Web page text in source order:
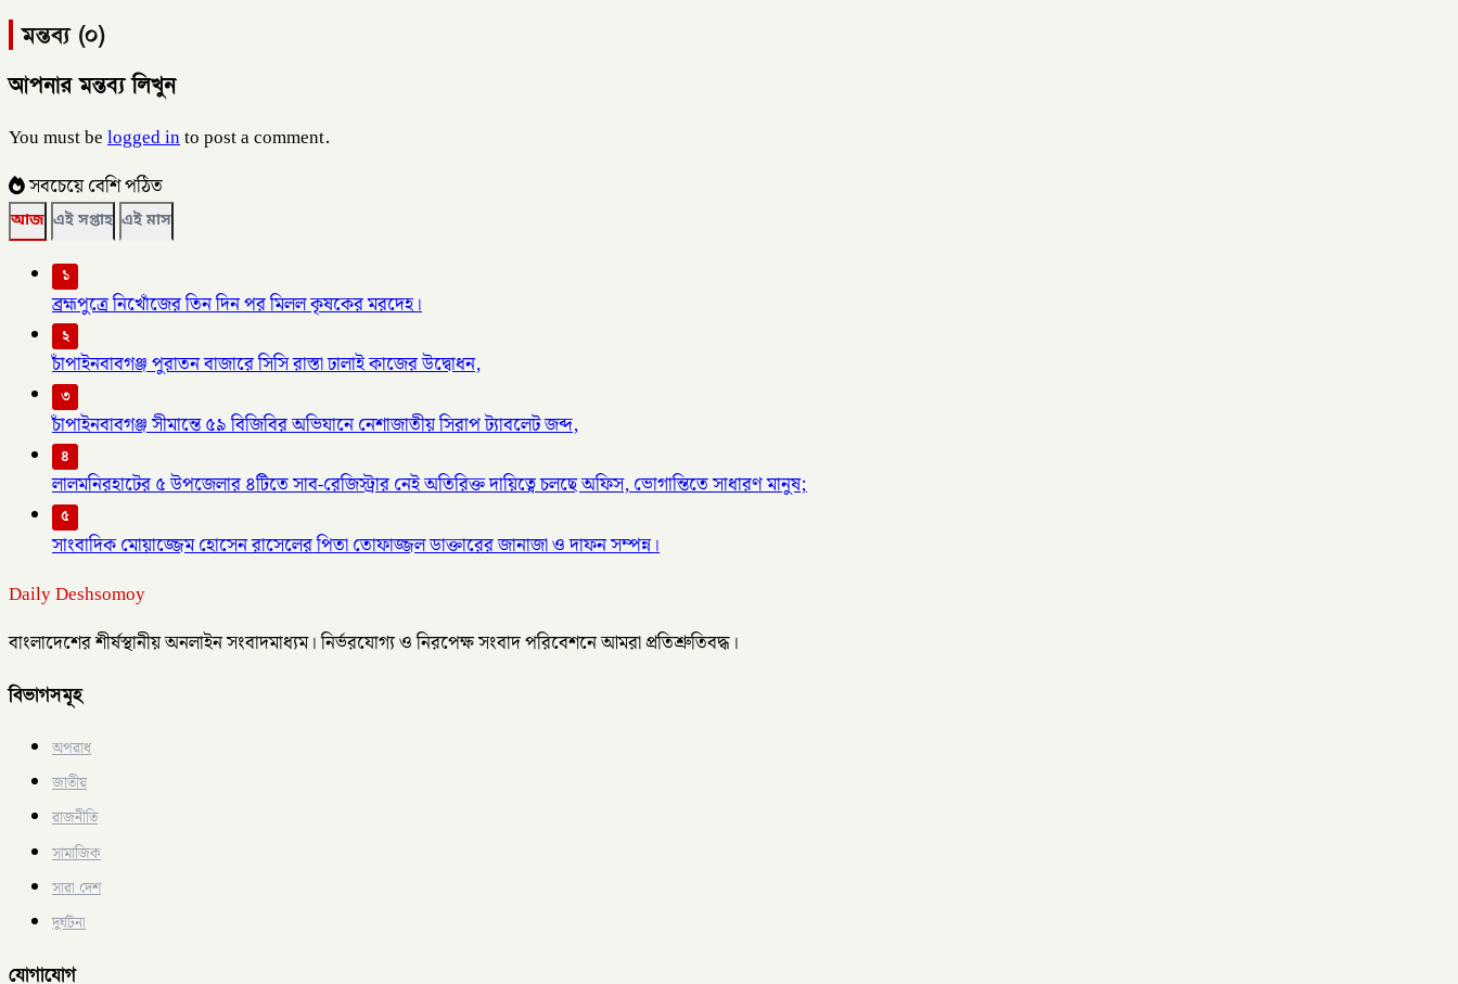
মন্তব্য (০)
আপনার মন্তব্য লিখুন
You must belogged into post a comment.
সবচেয়ে বেশি পঠিত
আজ এই সপ্তাহ এই মাস
১
ব্রহ্মপুত্রে নিখোঁজের তিন দিন পর মিলল কৃষকের মরদেহ।
২
চাঁপাইনবাবগঞ্জ পুরাতন বাজারে সিসি রাস্তা ঢালাই কাজের উদ্বোধন,
৩
চাঁপাইনবাবগঞ্জ সীমান্তে ৫৯ বিজিবির অভিযানে নেশাজাতীয় সিরাপ ট্যাবলেট জব্দ,
৪
লালমনিরহাটের ৫ উপজেলার ৪টিতে সাব-রেজিস্ট্রার নেই অতিরিক্ত দায়িত্বে চলছে অফিস, ভোগান্তিতে সাধারণ মানুষ;
৫
সাংবাদিক মোয়াজ্জেম হোসেন রাসেলের পিতা তোফাজ্জল ডাক্তারের জানাজা ও দাফন সম্পন্ন।
Daily Deshsomoy
বাংলাদেশের শীর্ষস্থানীয় অনলাইন সংবাদমাধ্যম। নির্ভরযোগ্য ও নিরপেক্ষ সংবাদ পরিবেশনে আমরা প্রতিশ্রুতিবদ্ধ।
বিভাগসমূহ
অপরাধ
জাতীয়
রাজনীতি
সামাজিক
সারা দেশ
দুর্ঘটনা
যোগাযোগ